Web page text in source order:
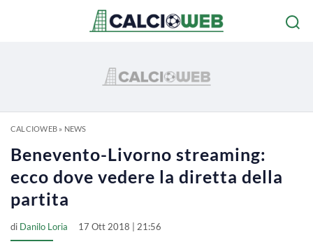
CALCIOWEB» NEWS
Benevento-Livorno streaming:
ecco dove vedere la diretta della
partita
di Danilo Loria 17 Ott 2018 | 21:56